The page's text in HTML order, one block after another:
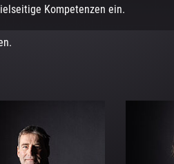
Kompetenzen ein.